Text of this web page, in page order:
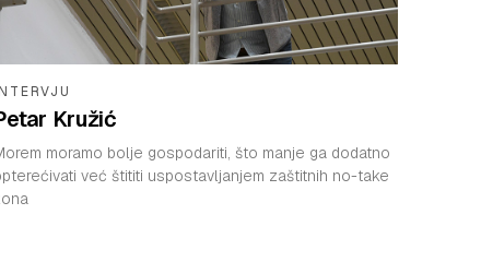
Kružić
moramo bolje gospodariti, što manje ga dodatno
već štititi uspostavljanjem zaštitnih no-take